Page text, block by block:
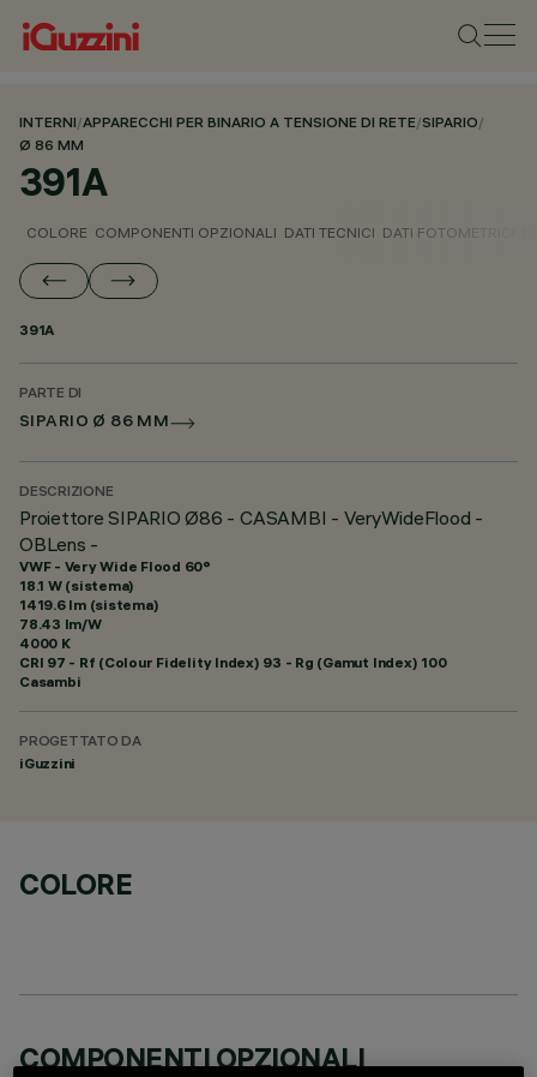
INTERNI/APPARECCHI PER BINARIO A TENSIONE DI RETE/SIPARIO/
Ø 86 MM
391A
COLORE COMPONENTI OPZIONALI DATI TECNICI DATI FOTOMETRICI
391A
PARTE DI
SIPARIO Ø 86 MM
DESCRIZIONE
Proiettore SIPARIO Ø86 - CASAMBI - VeryWideFlood -
OBLens -
VWF - Very Wide Flood 60°
18.1 W (sistema)
1419.6 lm (sistema)
78.43 lm/W
4000 K
CRI 97 - Rf (Colour Fidelity Index) 93 - Rg (Gamut Index) 100
Casambi
PROGETTATO DA
iGuzzini
COLORE
COMPONENTI OPZIONALI